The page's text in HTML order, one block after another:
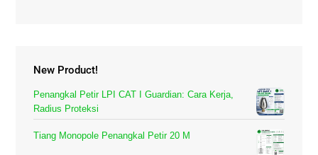
New Product!
Penangkal Petir LPI CAT I Guardian: Cara Kerja,
Radius Proteksi
Tiang Monopole Penangkal Petir 20 M